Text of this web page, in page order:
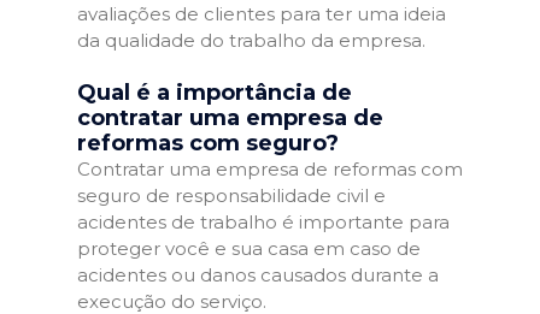
avaliações de clientes para ter uma ideia
da qualidade do trabalho da empresa.
Qual é a importância de
contratar uma empresa de
reformas com seguro?
Contratar uma empresa de reformas com
seguro de responsabilidade civil e
acidentes de trabalho é importante para
proteger você e sua casa em caso de
acidentes ou danos causados durante a
execução do serviço.